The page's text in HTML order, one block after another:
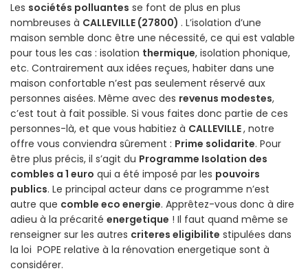
Les sociétés polluantes se font de plus en plus
nombreuses à CALLEVILLE (27800) . L’isolation d’une
maison semble donc être une nécessité, ce qui est valable
pour tous les cas : isolation thermique, isolation phonique,
etc. Contrairement aux idées reçues, habiter dans une
maison confortable n’est pas seulement réservé aux
personnes aisées. Même avec des revenus modestes,
c’est tout à fait possible. Si vous faites donc partie de ces
personnes-là, et que vous habitiez à CALLEVILLE, notre
offre vous conviendra sûrement : Prime solidarite. Pour
être plus précis, il s’agit du Programme Isolation des
combles a 1 euro qui a été imposé par les pouvoirs
publics. Le principal acteur dans ce programme n’est
autre que comble eco energie. Apprêtez-vous donc à dire
adieu à la précarité energetique ! Il faut quand même se
renseigner sur les autres criteres eligibilite stipulées dans
la loi POPE relative à la rénovation energetique sont à
considérer.